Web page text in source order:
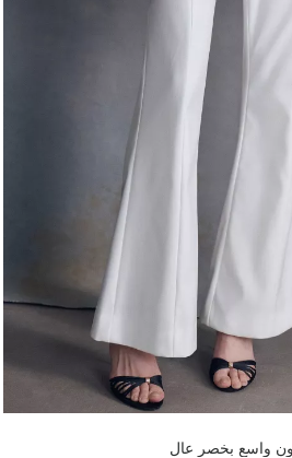
واسع بخصر عالٍ